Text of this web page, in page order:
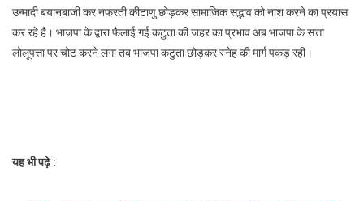
जनता
से
उन्मादी बयानबाजी कर नफरती कीटाणु छोड़कर सामाजिक सद्भाव को नाश करने का प्रयास
कर रहे है। भाजपा के द्वारा फैलाई गई कटुता की जहर का प्रभाव अब भाजपा के सत्ता
लोलूपत्ता पर चोट करने लगा तब भाजपा कटुता छोड़कर स्नेह की मार्ग पकड़ रही।
यह भी पढ़े :